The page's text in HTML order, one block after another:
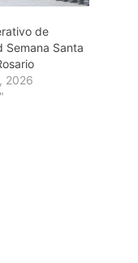
de
Semana Santa
2026